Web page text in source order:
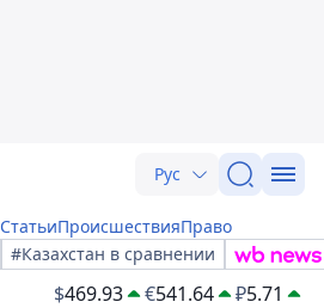
Рус
СтатьиПроисшествияПраво
#Казахстан в сравнении
$469.93 €541.64 ₽5.71